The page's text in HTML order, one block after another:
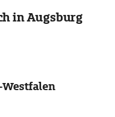
in Augsburg